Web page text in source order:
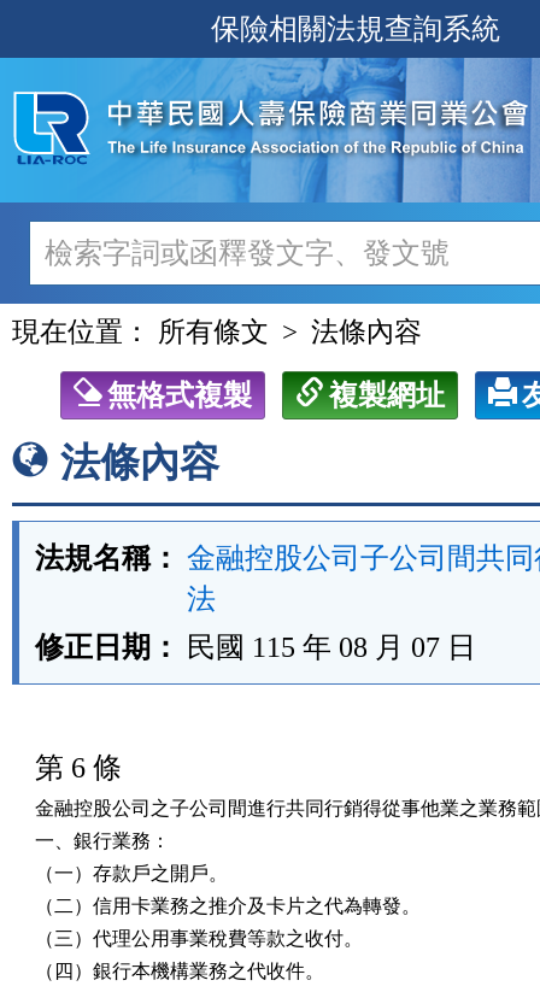
至
主
內
容
保險相關法規查詢系統
現在位置： 所有條文 法條內容
無格式複製 複製網址
法條內容
法規名稱： 金融控股公司子公司間共
法
修正日期：
民國 115 年 08 月 07 日
第 6 條
金融控股公司之子公司間進行共同行銷得從事他業之業務
一、銀行業務：
（一）存款戶之開戶。
（二）信用卡業務之推介及卡片之代為轉發。
（三）代理公用事業稅費等款之收付。
（四）銀行本機構業務之代收件。